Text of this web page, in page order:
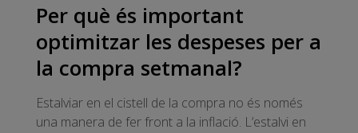
Per què és important
optimitzar les despeses per a
la compra setmanal?
Estalviar en el cistell de la compra no és només
una manera de fer front a la inflació. L’estalvi en